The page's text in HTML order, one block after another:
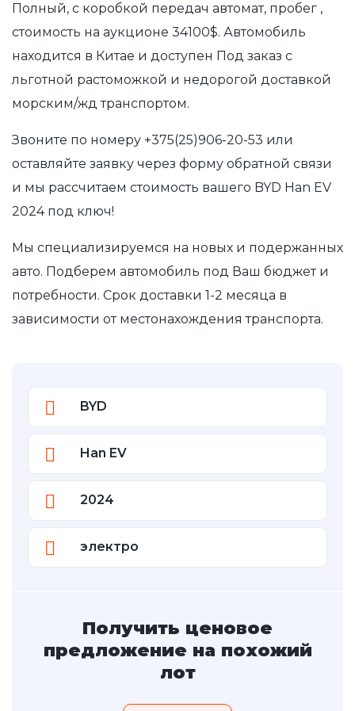
Полный, с коробкой передач автомат, пробег ,
стоимость на аукционе 34100$. Автомобиль
находится в Китае и доступен Под заказ с
льготной растоможкой и недорогой доставкой
морским/жд транспортом.
Звоните по номеру +375(25)906-20-53 или
оставляйте заявку через форму обратной связи
и мы рассчитаем стоимость вашего BYD Han EV
2024 под ключ!
Мы специализируемся на новых и подержанных
авто. Подберем автомобиль под Ваш бюджет и
потребности. Срок доставки 1-2 месяца в
зависимости от местонахождения транспорта.
BYD
Han EV
2024
электро
Получить ценовое
предложение на похожий
лот